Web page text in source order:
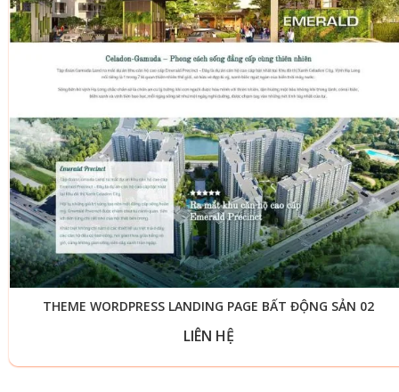
THEME WORDPRESS LANDING PAGE BẤT ĐỘNG SẢN 02
LIÊN HỆ